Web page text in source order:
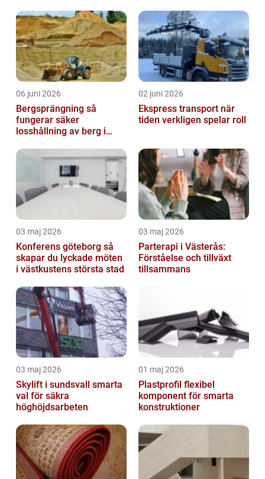
06 juni 2026
Bergsprängning så
fungerar säker
losshållning av berg i
02 juni 2026
Ekspress transport när
tiden verkligen spelar roll
03 maj 2026
Konferens göteborg så
skapar du lyckade möten
i västkustens största stad
03 maj 2026
Parterapi i Västerås:
Förståelse och tillväxt
tillsammans
03 maj 2026
Skylift i sundsvall smarta
val för säkra
höghöjdsarbeten
01 maj 2026
Plastprofil flexibel
komponent för smarta
konstruktioner